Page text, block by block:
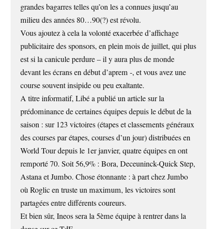
grandes bagarres telles qu’on les a connues jusqu’au
milieu des années 80…90(?) est révolu.
Vous ajoutez à cela la volonté exacerbée d’affichage
publicitaire des sponsors, en plein mois de juillet, qui plus
est si la canicule perdure – il y aura plus de monde
devant les écrans en début d’aprem -, et vous avez une
course souvent insipide ou peu exaltante.
A titre informatif, Libé a publié un article sur la
prédominance de certaines équipes depuis le début de la
saison : sur 123 victoires (étapes et classements généraux
des courses par étapes, courses d’un jour) distribuées en
World Tour depuis le 1er janvier, quatre équipes en ont
remporté 70. Soit 56,9% : Bora, Deceuninck-Quick Step,
Astana et Jumbo. Chose étonnante : à part chez Jumbo
où Roglic en truste un maximum, les victoires sont
partagées entre différents coureurs.
Et bien sûr, Ineos sera la 5ème équipe à rentrer dans la